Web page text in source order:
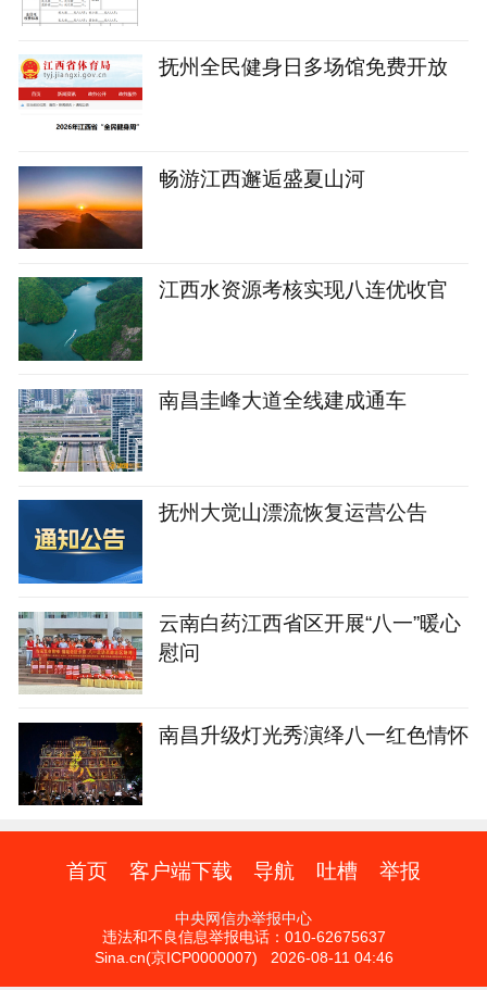
抚州全民健身日多场馆免费开放
畅游江西邂逅盛夏山河
江西水资源考核实现八连优收官
南昌圭峰大道全线建成通车
抚州大觉山漂流恢复运营公告
云南白药江西省区开展“八一”暖心
慰问
南昌升级灯光秀演绎八一红色情怀
首页 客户端下载 导航 吐槽 举报
中央网信办举报中心
违法和不良信息举报电话：010-62675637
Sina.cn(京ICP0000007) 2026-08-11 04:46